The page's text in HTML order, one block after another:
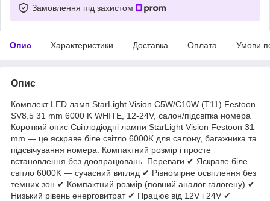
Замовлення під захистом
Опис Характеристики Доставка Оплата Умови
Опис
Комплект LED ламп StarLight Vision C5W/C10W (T11) Festoon
SV8.5 31 mm 6000 K WHITE, 12-24V, салон/підсвітка номера
Короткий опис Світлодіодні лампи StarLight Vision Festoon 31
mm — це яскраве біле світло 6000K для салону, багажника та
підсвічування номера. Компактний розмір і просте
встановлення без доопрацювань. Переваги ✔ Яскраве біле
світло 6000K — сучасний вигляд ✔ Рівномірне освітлення без
темних зон ✔ Компактний розмір (повний аналог галогену) ✔
Низький рівень енерговитрат ✔ Працює від 12V і 24V ✔